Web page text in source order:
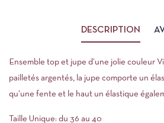
DESCRIPTION
Ensemble top et jupe d’une jolie couleur
pailletés argentés, la jupe comporte un
qu’une fente et le haut un élastique
Taille Unique: du 36 au 40